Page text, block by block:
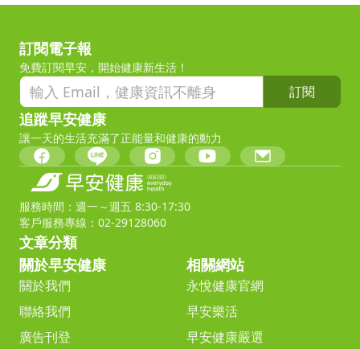
訂閱電子報
免費訂閱早安，開始健康新生活！
訂閱
追蹤早安健康
讓一天的生活充滿了正能量和健康的動力
服務時間：週一～週五 8:30-17:30
客戶服務專線：02-29128060
文章分類
關於早安健康
關於我們
聯絡我們
廣告刊登
相關網站
永悅健康官網
早安樂活
早安健康嚴選